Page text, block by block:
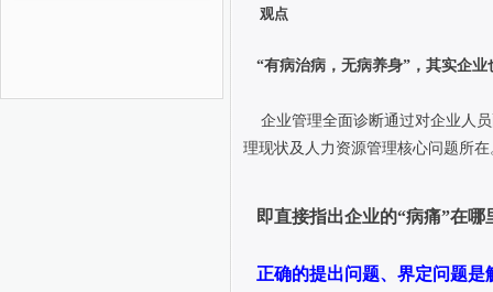
观点
“有病治病，无病养身”，其实企业
企业管理全面诊断通过对企业人
理现状及人力资源管理核心问题所在
即直接指出企业的“病痛”在
正确的提出问题、界定问题是